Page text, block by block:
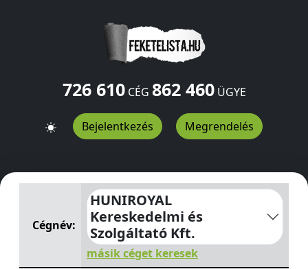
726 610CÉG 862 460ÜGYE
Bejelentkezés Megrendelés
HUNIROYAL Kereskedelmi és Szolgáltató Kft.
Cégnév:
HUNIROYAL
Kereskedelmi és
Szolgáltató Kft.
másik céget keresek